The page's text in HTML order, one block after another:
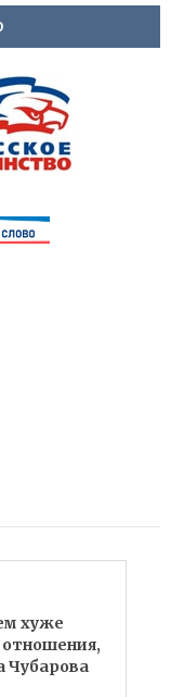
хуже
Чубарова